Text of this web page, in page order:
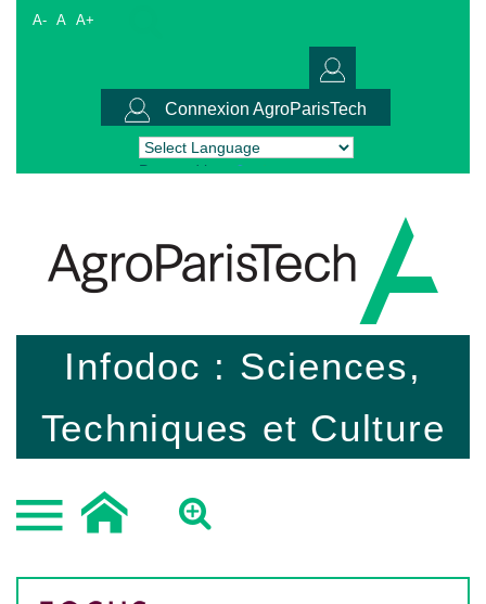
A- A A+
Connexion AgroParisTech
Powered by Translate
Infodoc : Sciences,
Techniques et Culture